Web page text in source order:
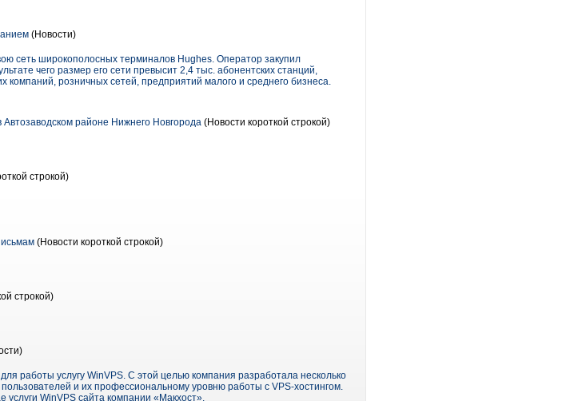
(Новости)
сеть широкополосных терминалов Hughes. Оператор закупил
чего размер его сети превысит 2,4 тыс. абонентских станций,
компаний, розничных сетей, предприятий малого и среднего бизнеса.
районе Нижнего Новгорода (Новости короткой строкой)
строкой)
(Новости короткой строкой)
строкой)
работы услугу WinVPS. С этой целью компания разработала несколько
и их профессиональному уровню работы с VPS-хостингом.
WinVPS сайта компании «Макхост».